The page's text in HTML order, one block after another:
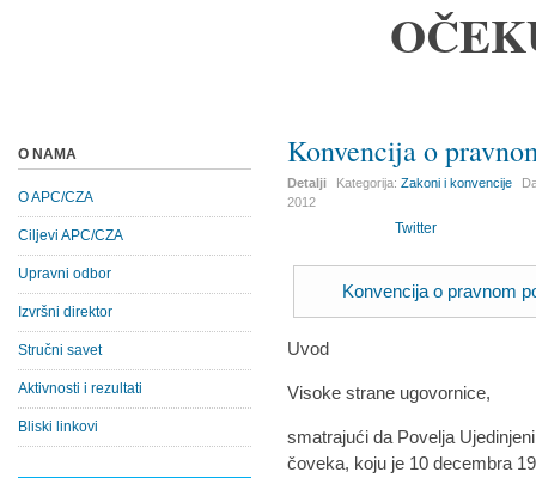
Konvencija o
Detalji Kategorija:Zakoni i konvencije
2012
Twitter
Konvencija o pravnom
Uvod
Visoke strane ugovornice,
smatrajući da Povelja
čoveka, koju je 10 decembra
O NAMA
O APC/CZA
Ciljevi APC/CZA
Upravni odbor
Izvršni direktor
Stručni savet
Aktivnosti i rezultati
Bliski linkovi